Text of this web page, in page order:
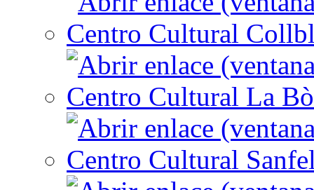
Centro Cultural
Centro Cultural La
Centro Cultural